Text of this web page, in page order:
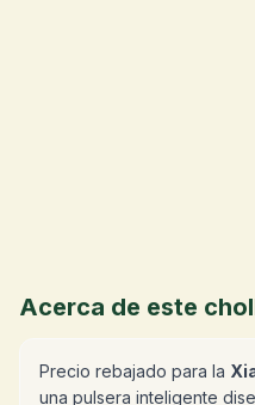
Acerca de este
Precio rebajado para la
una pulsera inteligente